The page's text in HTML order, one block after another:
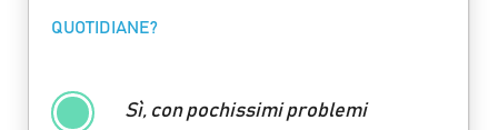
QUOTIDIANE?
Sì, con pochissimi problemi